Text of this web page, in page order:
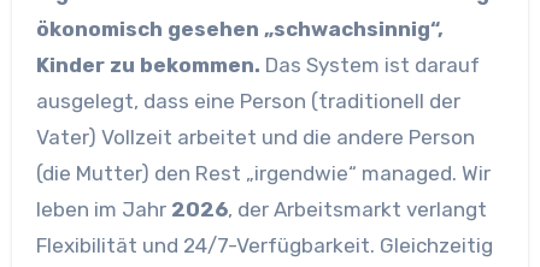
ökonomisch gesehen „schwachsinnig“,
Kinder zu bekommen. Das System ist darauf
ausgelegt, dass eine Person (traditionell der
Vater) Vollzeit arbeitet und die andere Person
(die Mutter) den Rest „irgendwie“ managed. Wir
leben im Jahr 2026, der Arbeitsmarkt verlangt
Flexibilität und 24/7-Verfügbarkeit. Gleichzeitig